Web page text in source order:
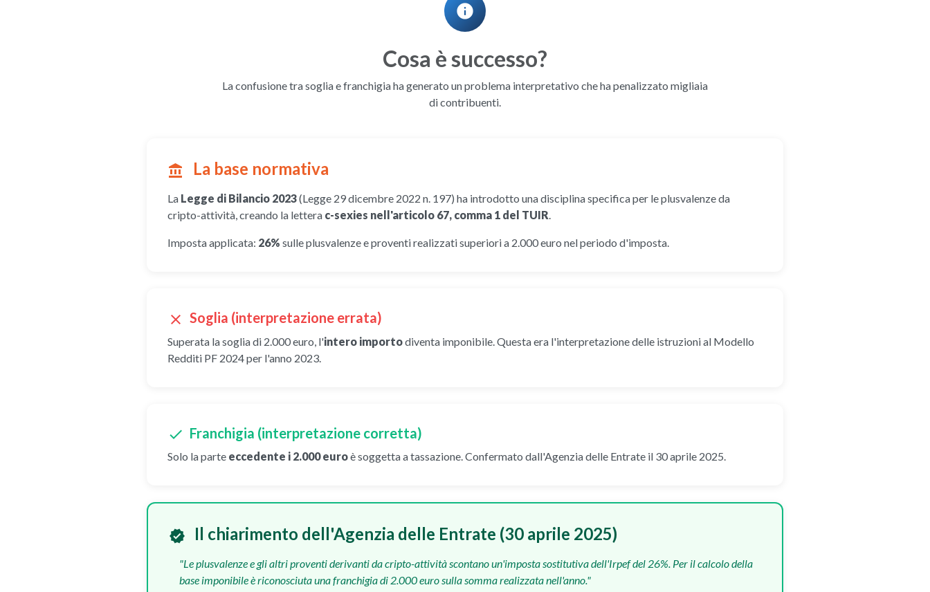
info
Cosa è successo?
La confusione tra soglia e franchigia ha generato un problema interpretativo che ha penalizzato migliaia
di contribuenti.
account_balance La base normativa
La Legge di Bilancio 2023(Legge 29 dicembre 2022 n. 197) ha introdotto una disciplina specifica per le plusvalenze da
cripto-attività, creando la lettera c-sexies nell'articolo 67, comma 1 del TUIR
Imposta applicata: 26% sulle plusvalenze e proventi realizzati superiori a 2.000 euro nel periodo d'imposta.
close Soglia (interpretazione errata)
Superata la soglia di 2.000 euro, l'intero importodiventa imponibile. Questa era l'interpretazione delle istruzioni al Modello
Redditi PF 2024 per l'anno 2023.
check Franchigia (interpretazione corretta)
Solo la parte eccedente i 2.000 euroè soggetta a tassazione. Confermato dall'Agenzia delle Entrate il 30 aprile 2025.
verified Il chiarimento dell'Agenzia delle Entrate (30 aprile 2025)
"Le plusvalenze e gli altri proventi derivanti da cripto-attività scontano un'imposta sostitutiva dell'Irpef del 26%. Per il calcolo della
base imponibile è riconosciuta una franchigia di 2.000 euro sulla somma realizzata nell'anno."